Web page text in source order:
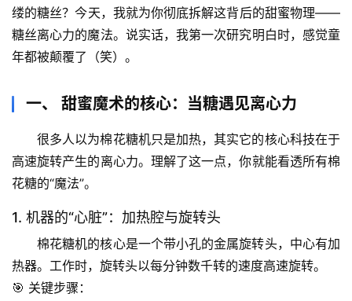
缕的糖丝？今天，我就为你彻底拆解这背后的甜蜜物理——
糖丝离心力的魔法。说实话，我第一次研究明白时，感觉童
年都被颠覆了（笑）。
一、 甜蜜魔术的核心：当糖遇见离心力
很多人以为棉花糖机只是加热，其实它的核心科技在于
高速旋转产生的离心力。理解了这一点，你就能看透所有棉
花糖的“魔法”。
1. 机器的“心脏”：加热腔与旋转头
棉花糖机的核心是一个带小孔的金属旋转头，中心有加
热器。工作时，旋转头以每分钟数千转的速度高速旋转。
🎯 关键步骤 ：